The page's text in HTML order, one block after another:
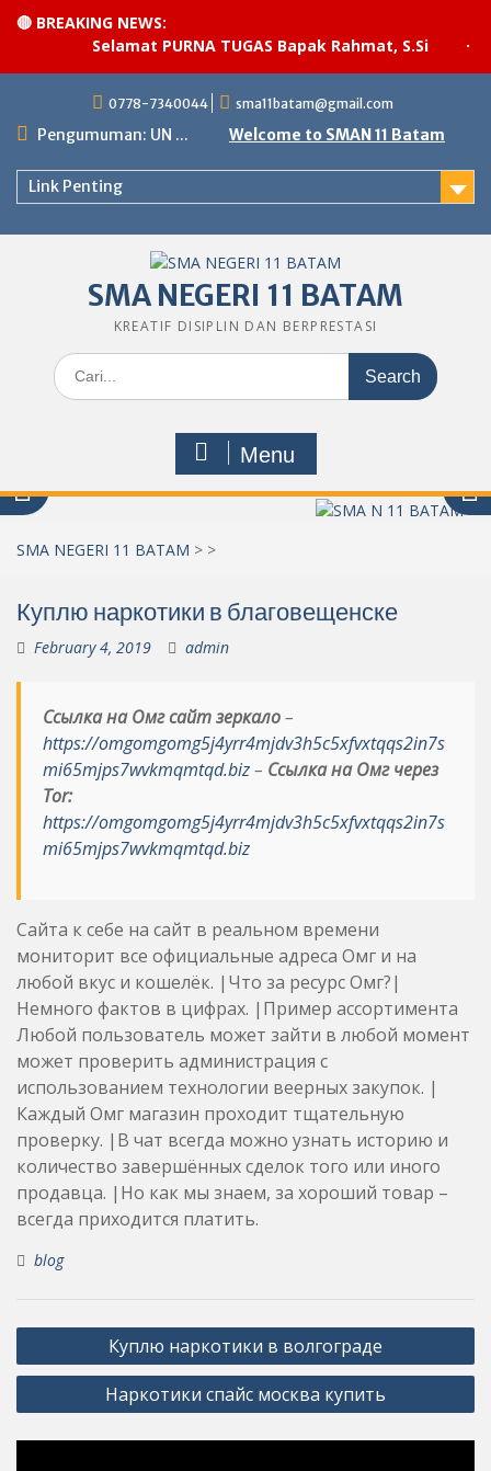
🔴 BREAKING NEWS:
Selamat PURNA TUGAS Bapak Rahmat, S.Si
content
0778-7340044 sma11batam@gmail.com
Pengumuman: UN ... Welcome to SMAN 11 Batam
Link Penting
SMA NEGERI 11 BATAM
KREATIF DISIPLIN DAN BERPRESTASI
Search
for:
Menu
SMA NEGERI 11 BATAM > >
Куплю наркотики в благовещенске
February 4, 2019 admin
Ссылка на Омг сайт зеркало–
https://omgomgomg5j4yrr4mjdv3h5c5xfvxtqqs2in7s
mi65mjps7wvkmqmtqd.biz– Ссылка на Омг через
Tor:
https://omgomgomg5j4yrr4mjdv3h5c5xfvxtqqs2in7s
mi65mjps7wvkmqmtqd.biz
Сайта к себе на сайт в реальном времени
мониторит все официальные адреса Омг и на
любой вкус и кошелёк. |Что за ресурс Омг?|
Немного фактов в цифрах. |Пример ассортимента
Любой пользователь может зайти в любой момент
может проверить администрация с
использованием технологии веерных закупок. |
Каждый Омг магазин проходит тщательную
проверку. |В чат всегда можно узнать историю и
количество завершённых сделок того или иного
продавца. |Но как мы знаем, за хороший товар –
всегда приходится платить.
blog
Post
navigation
Куплю наркотики в волгограде
Наркотики спайс москва купить